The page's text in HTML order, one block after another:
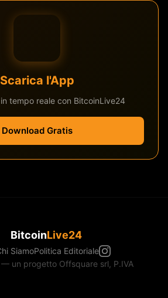
Scarica l'App
tempo reale con BitcoinLive24
Download Gratis
BitcoinLive24
SiamoPolitica Editoriale
un progetto Offsquare srl, P.IVA